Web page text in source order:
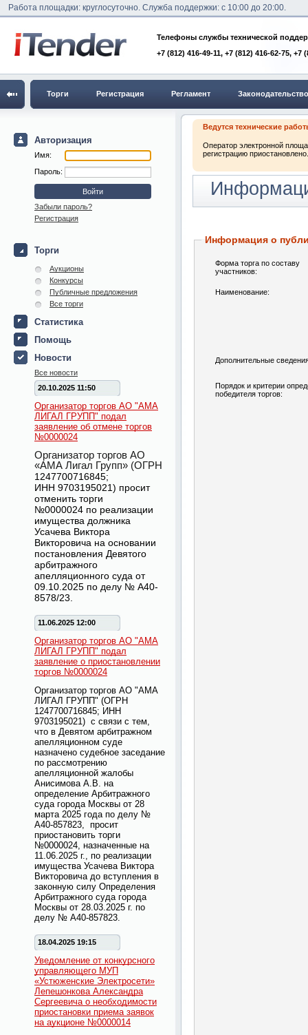
Работа площадки: круглосуточно. Служба поддержки: с 10:00 до 20:00.
Телефоны службы технической
+7 (812) 416-49-11, +7 (812) 416-62-75, +7
Торги Регистрация Регламент Законодательство
Авторизация
Имя:
Пароль:
Забыли пароль?
Регистрация
Торги
Аукционы
Конкурсы
Публичные предложения
Все торги
Статистика
Помощь
Новости
Все новости
20.10.2025 11:50
Организатор торгов АО "АМА
ЛИГАЛ ГРУПП" подал
заявление об отмене торгов
№0000024
Организатор торгов АО
«АМА Лигал Групп» (ОГРН
1247700716845;
ИНН 9703195021) просит
отменить торги
№0000024 по реализации
имущества должника
Усачева Виктора
Викторовича на основании
постановления Девятого
арбитражного
апелляционного суда от
09.10.2025 по делу № А40-
8578/23.
11.06.2025 12:00
Организатор торгов АО "АМА
ЛИГАЛ ГРУПП" подал
заявление о приостановлении
торгов №0000024
Организатор торгов АО "АМА
ЛИГАЛ ГРУПП" (ОГРН
1247700716845; ИНН
9703195021) с связи с тем,
что в Девятом арбитражном
апелляционном суде
назначено судебное заседание
по рассмотрению
апелляционной жалобы
Анисимова А.В. на
определение Арбитражного
суда города Москвы от 28
марта 2025 года по делу №
А40-857823, просит
приостановить торги
№0000024, назначенные на
11.06.2025 г., по реализации
имущества Усачева Виктора
Викторовича до вступления в
законную силу Определения
Арбитражного суда города
Москвы от 28.03.2025 г. по
делу № А40-857823.
18.04.2025 19:15
Уведомление от конкурсного
управляющего МУП
«Устюженские Электросети»
Лепешонкова Александра
Сергеевича о необходимости
приостановки приема заявок
на аукционе №0000014
Ведутся технические
Оператор электронной
регистрацию
Информация о
Форма торга по составу
участников:
Наименование:
Дополнительные
Порядок и критерии
победителя торгов: